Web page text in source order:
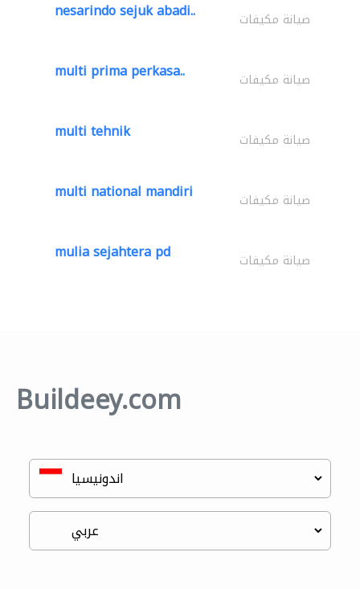
nesarindo sejuk abadi.. صيانة مكيفات
multi prima perkasa.. صيانة مكيفات
multi tehnik صيانة مكيفات
multi national mandiri صيانة مكيفات
mulia sejahtera pd صيانة مكيفات
Buildeey.com